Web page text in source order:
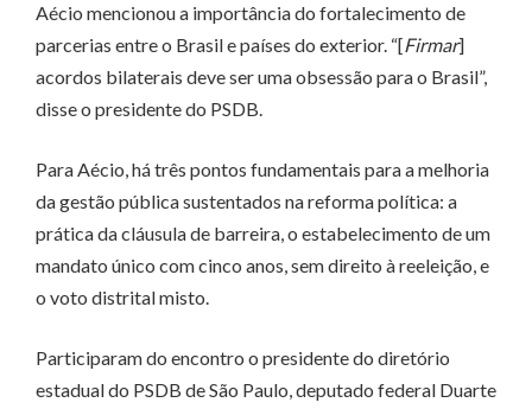
Aécio mencionou a importância do fortalecimento de
parcerias entre o Brasil e países do exterior. “[Firmar]
acordos bilaterais deve ser uma obsessão para o Brasil”,
disse o presidente do PSDB.
Para Aécio, há três pontos fundamentais para a melhoria
da gestão pública sustentados na reforma política: a
prática da cláusula de barreira, o estabelecimento de um
mandato único com cinco anos, sem direito à reeleição, e
o voto distrital misto.
Participaram do encontro o presidente do diretório
estadual do PSDB de São Paulo, deputado federal Duarte